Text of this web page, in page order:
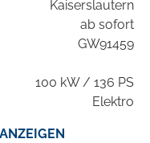
Kaiserslautern
ab sofort
GW91459
100 kW / 136 PS
Elektro